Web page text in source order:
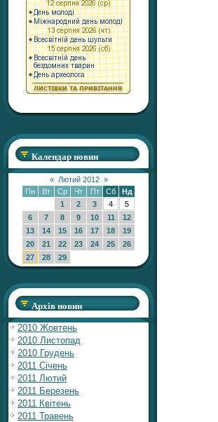
Календар новин
« Лютий 2012 »
Пн
Вт Ср Чт Пт Сб
Нд
1
2 3 4
5
6
7 8 9 10 11
12
13
14 15 16 17 18
19
20
21 22 23 24 25
26
27
28 29
Архів новин
2010 Жовтень
2010 Листопад
2010 Грудень
2011 Січень
2011 Лютий
2011 Березень
2011 Квітень
2011 Травень